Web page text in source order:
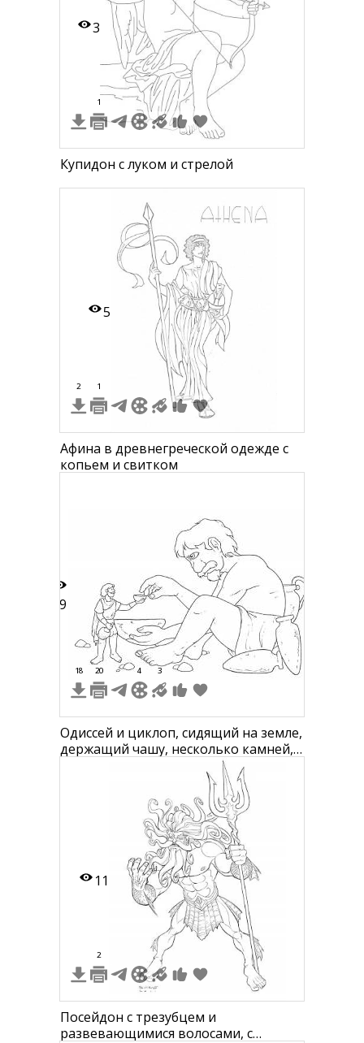
3
1
Купидон с луком и стрелой
5
2 1
Афина в древнегреческой одежде с
копьем и свитком
89
18 20 4 3
Одиссей и циклоп, сидящий на земле,
держащий чашу, несколько камней,
большой кувшин на заднем плане
11
2
Посейдон с трезубцем и
развевающимися волосами, с